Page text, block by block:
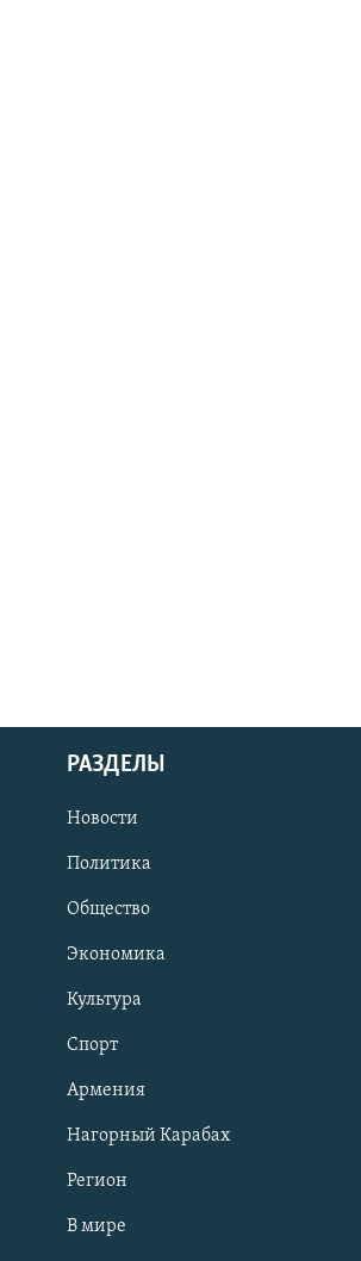
РАЗДЕЛЫ
Новости
Политика
Общество
Экономика
Культура
Спорт
Армения
Нагорный Карабах
Регион
В мире